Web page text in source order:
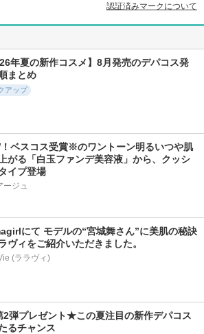
認証済みマークについて
年夏の新作コスメ】8月発売のデパコス発
まとめ
アップ
！ベスコス受賞※のワントーン明るいつや肌
がる「白玉ファンデ美容液」から、クッシ
イプ登場
ージュ
にて モデルの“宮城舞さん”に美肌の秘訣
ヴィをご紹介いただきました。
(ララヴィ)
2弾プレゼント★この夏注目の新作デパコス
るチャンス